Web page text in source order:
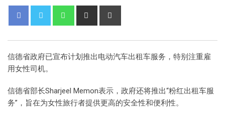
信德省政府已宣布计划推出电动汽车出租车服务，特别注重雇
用女性司机。
信德省部长Sharjeel Memon表示，政府还将推出“粉红出租车服
务”，旨在为女性旅行者提供更高的安全性和便利性。